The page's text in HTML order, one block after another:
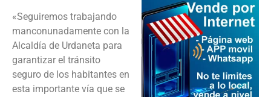
«Seguiremos trabajando
manconunadamente con la
Alcaldía de Urdaneta para
garantizar el tránsito
seguro de los habitantes en
esta importante vía que se